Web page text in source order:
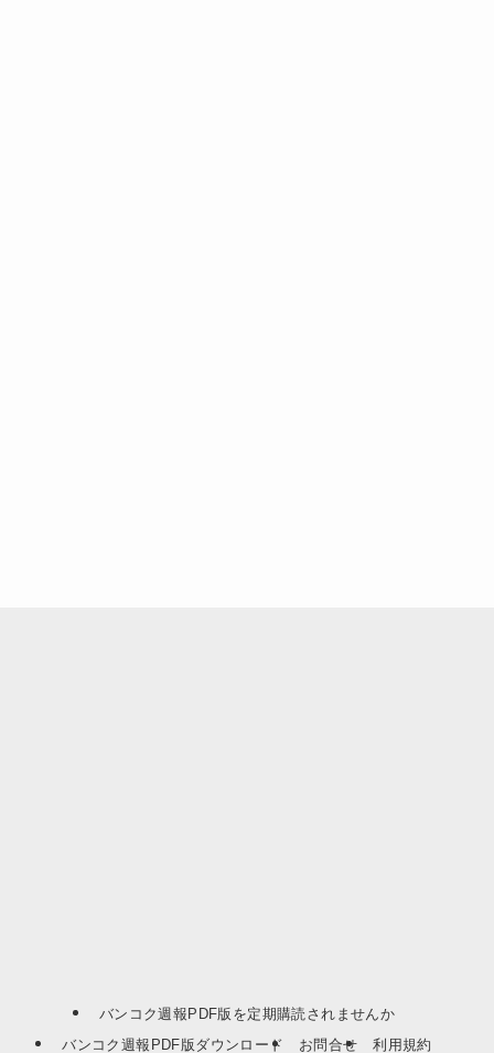
バンコク週報PDF版を定期購読されませんか
バンコク週報PDF版ダウンロード
お問合せ 利用規約